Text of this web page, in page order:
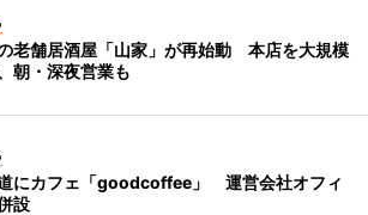
老舗居酒屋「山家」が再始動 本店を大規模
朝・深夜営業も
にカフェ「goodcoffee」 運営会社オフィ
設